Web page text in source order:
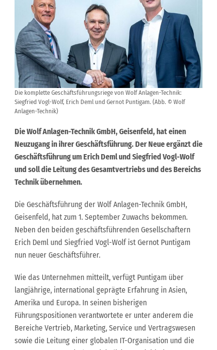
Die komplette Geschäftsführungsriege von Wolf Anlagen-Technik:
Siegfried Vogl-Wolf, Erich Deml und Gernot Puntigam. (Abb. © Wolf
Anlagen-Technik)
Die Wolf Anlagen-Technik GmbH, Geisenfeld, hat einen
Neuzugang in ihrer Geschäftsführung. Der Neue ergänzt die
Geschäftsführung um Erich Deml und Siegfried Vogl-Wolf
und soll die Leitung des Gesamtvertriebs und des Bereichs
Technik übernehmen.
Die Geschäftsführung der Wolf Anlagen-Technik GmbH,
Geisenfeld, hat zum 1. September Zuwachs bekommen.
Neben den beiden geschäftsführenden Gesellschaftern
Erich Deml und Siegfried Vogl-Wolf ist Gernot Puntigam
nun neuer Geschäftsführer.
Wie das Unternehmen mitteilt, verfügt Puntigam über
langjährige, international geprägte Erfahrung in Asien,
Amerika und Europa. In seinen bisherigen
Führungspositionen verantwortete er unter anderem die
Bereiche Vertrieb, Marketing, Service und Vertragswesen
sowie die Leitung einer globalen IT-Organisation und die